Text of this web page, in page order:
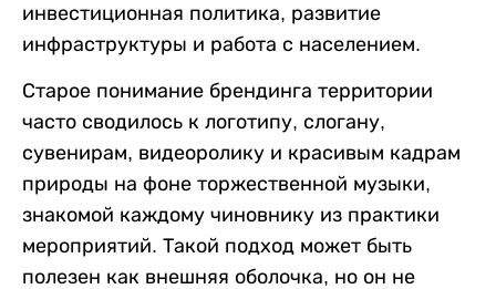
инвестиционная политика, развитие
инфраструктуры и работа с населением.
Старое понимание брендинга территории
часто сводилось к логотипу, слогану,
сувенирам, видеоролику и красивым кадрам
природы на фоне торжественной музыки,
знакомой каждому чиновнику из практики
мероприятий. Такой подход может быть
полезен как внешняя оболочка, но он не